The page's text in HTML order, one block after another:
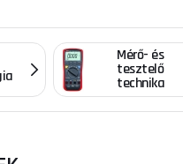
Mérő- és
tesztelő
technika